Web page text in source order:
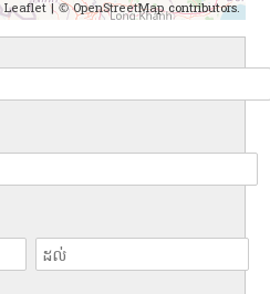
Leaflet| ©OpenStreetMapcontributors.